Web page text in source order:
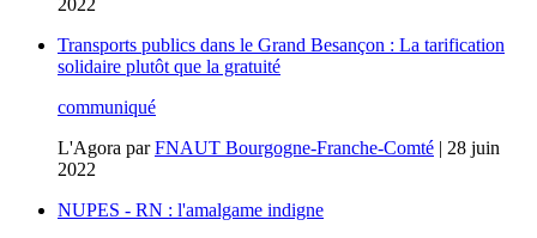
Transports publics dans le Grand Besançon : La tarification
solidaire plutôt que la gratuité
communiqué
L'Agora parFNAUT Bourgogne-Franche-Comté | 28 juin
2022
NUPES - RN : l'amalgame indigne